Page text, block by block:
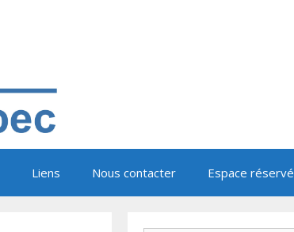
Liens Nous contacter Espace réservé